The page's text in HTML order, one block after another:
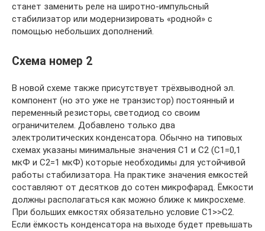
станет заменить реле на широтно-импульсный
стабилизатор или модернизировать «родной» с
помощью небольших дополнений.
Схема номер 2
В новой схеме также присутствует трёхвыводной эл.
компонент (но это уже не транзистор) постоянный и
переменный резисторы, светодиод со своим
ограничителем. Добавлено только два
электролитических конденсатора. Обычно на типовых
схемах указаны минимальные значения C1 и C2 (С1=0,1
мкФ и С2=1 мкФ) которые необходимы для устойчивой
работы стабилизатора. На практике значения емкостей
составляют от десятков до сотен микрофарад. Ёмкости
должны располагаться как можно ближе к микросхеме.
При больших емкостях обязательно условие C1>>C2.
Если ёмкость конденсатора на выходе будет превышать